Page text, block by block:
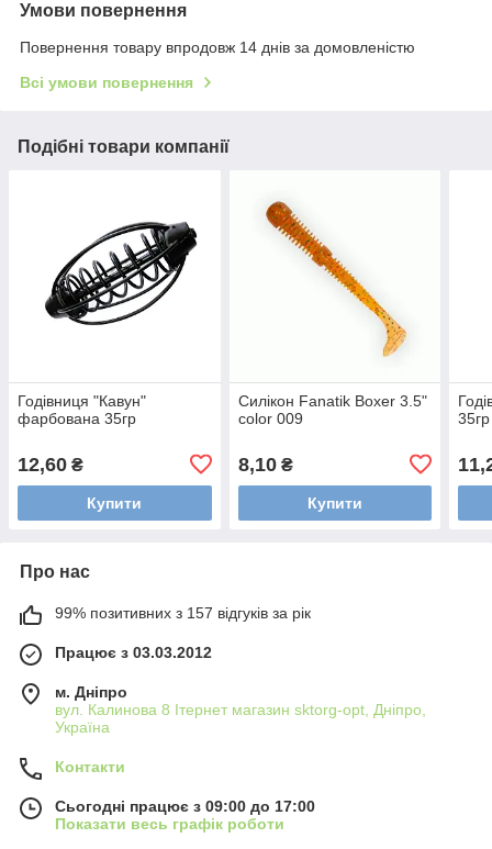
Умови повернення
Повернення товару впродовж 14 днів за домовленістю
Всі умови повернення
Подібні товари компанії
Годівниця "Кавун"
фарбована 35гр
12,60 ₴
Купити
Силікон Fanatik Boxer 3.5"
color 009
8,10₴
Купити
35гр
Про нас
99% позитивних з 157 відгуків за рік
Працює з 03.03.2012
м. Дніпро
вул. Калинова 8 Ітернет магазин sktorg-opt, Дніпро,
Україна
Контакти
Сьогодні працює з 09:00 до 17:00
Показати весь графік роботи